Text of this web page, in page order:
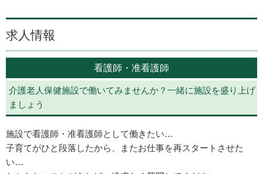
求人情報
看護師・准看護師
介護老人保健施設で働いてみませんか？一緒に施設を盛り上げ
ましょう
施設で看護師・准看護師として働きたい…
子育てがひと段落したから、またお仕事を再スタートさせた
い…